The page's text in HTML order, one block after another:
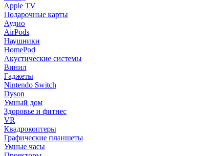
Apple TV
Подарочные карты
Аудио
AirPods
Наушники
HomePod
Акустические системы
Винил
Гаджеты
Nintendo Switch
Dyson
Умный дом
Здоровье и фитнес
VR
Квадрокоптеры
Графические планшеты
Умные часы